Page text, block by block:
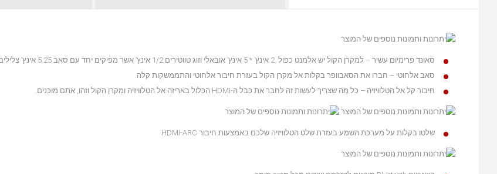
סאונד פרימיום עשיר – למקרן הקול יש אלמנט כפול 2 אינץ’ * 5 אינץ’ אובאלי וזוג טווטירים 1/2 אינץ’ אשר מפיקים יחד עם סאב 5.25 אינץ’ צלילים עוצמתיים ומלאי חיים.
סאב אלחוטי – חברו את הסאבוופר בקלות אל מקרן הקול בעזרת חיבור אלחוטי והתממשקות קלה.
חיבור קל אל הטלוויזיה – כל מה שצריך לעשות זה לחבר את כבל ה-HDMI הכלול באריזה אל הטלוויזיה ומקרן הקול וזהו, אתם מוכנים.
שלטו בקלות על מערכת השמע בעזרת שלט הטלוויזיה שלכם באמצעות חיבור HDMI-ARC